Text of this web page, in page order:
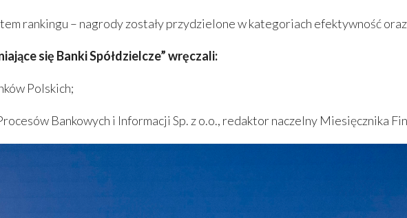
rankingu – nagrody zostały przydzielone w kategoriach efektywność
się Banki Spółdzielcze”wręczali:
Polskich;
Bankowych i Informacji Sp. z o.o., redaktor naczelny Miesięcznika